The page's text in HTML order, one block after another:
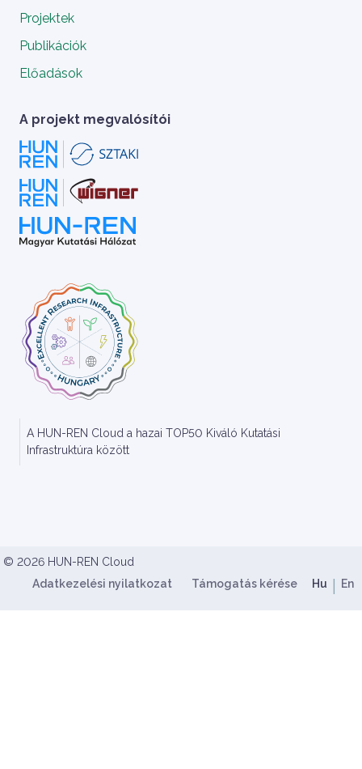
Projektek
Publikációk
Előadások
A projekt megvalósítói
A HUN-REN Cloud a hazai TOP50
A HUN-REN Cloud a hazai TOP50 Kiváló Kutatási
Infrastruktúra között
HUN-REN Cloud Copyright
© 2026 HUN-REN Cloud
Adatkezelési nyilatkozat Támogatás kérése Hu En